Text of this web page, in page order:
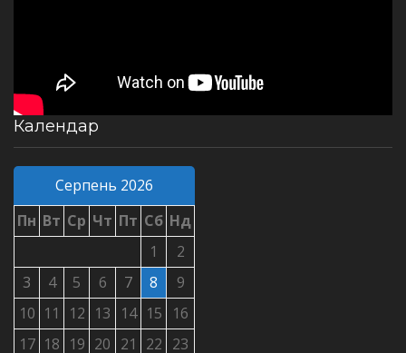
Календар
Серпень 2026
Пн Вт Ср Чт Пт Сб Нд
1
2
3
4 5 6 7 8
9
10 11 12 13 14 15
16
17 18 19 20 21 22 23